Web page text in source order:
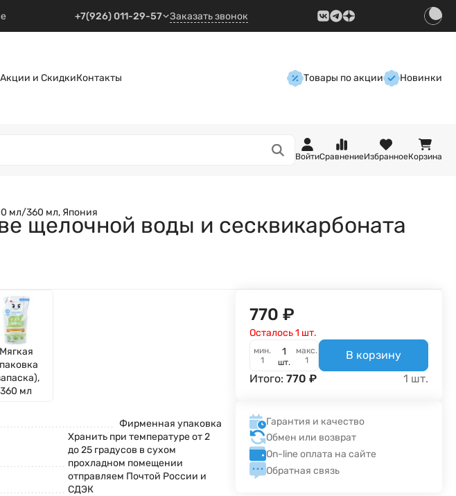
+7(926) 011-29-57 Заказать звонок
Акции и СкидкиКонтакты Товары по акции Новинки
ВойтиСравнениеИзбранноеКорзина
мл/360 мл, Япония
щелочной воды и сесквикарбоната
Мягкая
360 мл
Фирменная упаковка
Хранить при температуре от 2
до 25 градусов в сухом
прохладном помещении
отправляем Почтой России и
СДЭК
770 ₽
Осталось 1 шт.
мин.
1
шт.
макс.
1
В корзину
Итого:770₽ 1 шт.
Гарантия и качество
Обмен или возврат
On-line оплата на сайте
Обратная связь